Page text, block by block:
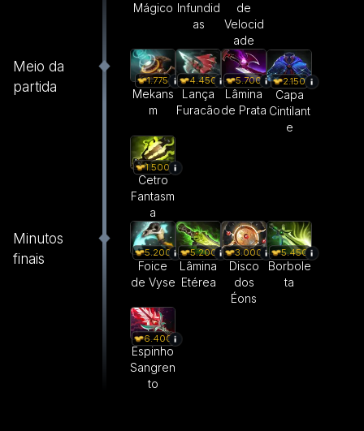
Mágico Infundid
as
de
Velocid
ade
Meio da
partida
1.775
Mekans
m
4.450
Lança
Furacão
5.700
Lâmina
de Prata
2.150
Capa
Cintilant
e
1.500
Cetro
Fantasm
a
Minutos
finais
5.200
Foice
de Vyse
5.200
Lâmina
Etérea
3.000
Disco
dos
Éons
5.450
Borbole
ta
6.400
Espinho
Sangren
to